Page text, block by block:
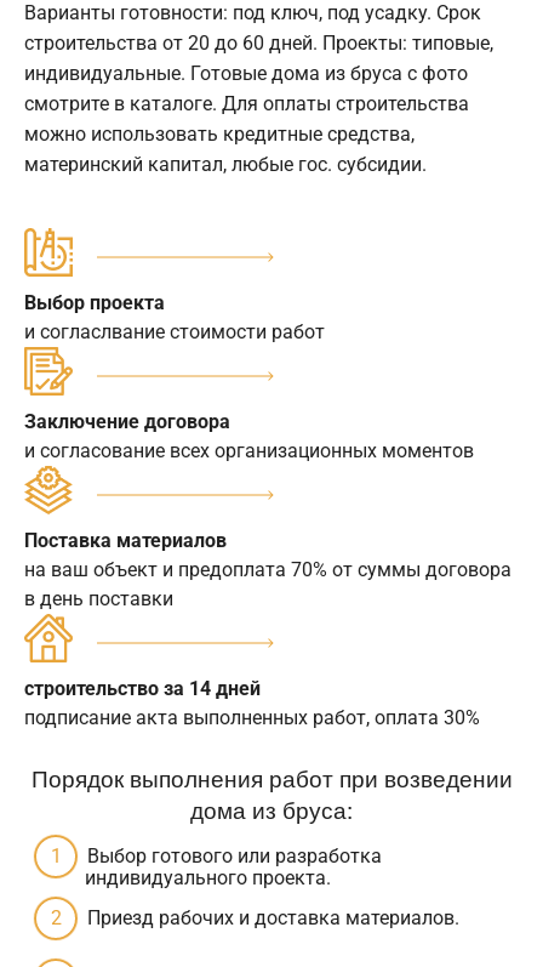
Варианты готовности: под ключ, под усадку. Срок
строительства от 20 до 60 дней. Проекты: типовые,
индивидуальные. Готовые дома из бруса с фото
смотрите в каталоге. Для оплаты строительства
можно использовать кредитные средства,
материнский капитал, любые гос. субсидии.
Выбор проекта
и согласлвание стоимости работ
Заключение договора
и согласование всех организационных моментов
Поставка материалов
на ваш объект и предоплата 70% от суммы договора
в день поставки
строительство за 14 дней
подписание акта выполненных работ, оплата 30%
Порядок выполнения работ при возведении
дома из бруса:
Выбор готового или разработка
индивидуального проекта.
Приезд рабочих и доставка материалов.